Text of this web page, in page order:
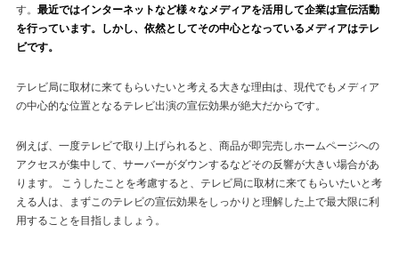
す。 最近ではインターネットなど様々なメディアを活用して企業は宣伝活動
を行っています。しかし、依然としてその中心となっているメディアはテレ
ビです。
テレビ局に取材に来てもらいたいと考える大きな理由は、現代でもメディア
の中心的な位置となるテレビ出演の宣伝効果が絶大だからです。
例えば、一度テレビで取り上げられると、商品が即完売しホームページへの
アクセスが集中して、サーバーがダウンするなどその反響が大きい場合があ
ります。 こうしたことを考慮すると、テレビ局に取材に来てもらいたいと考
える人は、まずこのテレビの宣伝効果をしっかりと理解した上で最大限に利
用することを目指しましょう。